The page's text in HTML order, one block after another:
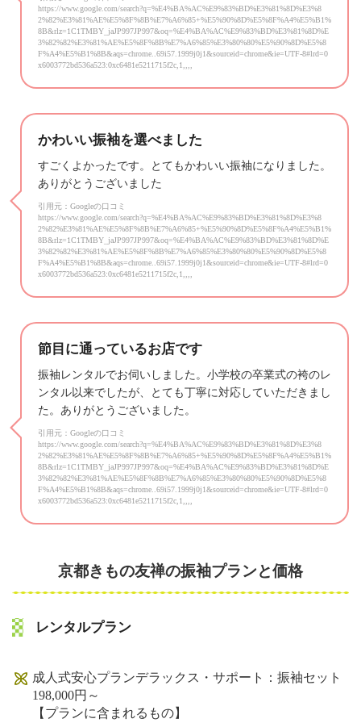
https://www.google.com/search?q=%E4%BA%AC%E9%83%BD%E3%81%8D%E3%8
2%82%E3%81%AE%E5%8F%8B%E7%A6%85+%E5%90%8D%E5%8F%A4%E5%B1%
8B&rlz=1C1TMBY_jaJP997JP997&oq=%E4%BA%AC%E9%83%BD%E3%81%8D%E
3%82%82%E3%81%AE%E5%8F%8B%E7%A6%85%E3%80%80%E5%90%8D%E5%8
F%A4%E5%B1%8B&aqs=chrome..69i57.1999j0j1&sourceid=chrome&ie=UTF-8#lrd=0
x6003772bd536a523:0xc6481e5211715f2c,1,,,,
かわいい振袖を選べました
すごくよかったです。とてもかわいい振袖になりました。
ありがとうございました
引用元：Googleの口コミ
https://www.google.com/search?q=%E4%BA%AC%E9%83%BD%E3%81%8D%E3%8
2%82%E3%81%AE%E5%8F%8B%E7%A6%85+%E5%90%8D%E5%8F%A4%E5%B1%
8B&rlz=1C1TMBY_jaJP997JP997&oq=%E4%BA%AC%E9%83%BD%E3%81%8D%E
3%82%82%E3%81%AE%E5%8F%8B%E7%A6%85%E3%80%80%E5%90%8D%E5%8
F%A4%E5%B1%8B&aqs=chrome..69i57.1999j0j1&sourceid=chrome&ie=UTF-8#lrd=0
x6003772bd536a523:0xc6481e5211715f2c,1,,,,
節目に通っているお店です
振袖レンタルでお伺いしました。小学校の卒業式の袴のレ
ンタル以来でしたが、とても丁寧に対応していただきまし
た。ありがとうございました。
引用元：Googleの口コミ
https://www.google.com/search?q=%E4%BA%AC%E9%83%BD%E3%81%8D%E3%8
2%82%E3%81%AE%E5%8F%8B%E7%A6%85+%E5%90%8D%E5%8F%A4%E5%B1%
8B&rlz=1C1TMBY_jaJP997JP997&oq=%E4%BA%AC%E9%83%BD%E3%81%8D%E
3%82%82%E3%81%AE%E5%8F%8B%E7%A6%85%E3%80%80%E5%90%8D%E5%8
F%A4%E5%B1%8B&aqs=chrome..69i57.1999j0j1&sourceid=chrome&ie=UTF-8#lrd=0
x6003772bd536a523:0xc6481e5211715f2c,1,,,,
京都きもの友禅の振袖プランと価格
レンタルプラン
成人式安心プランデラックス・サポート：振袖セット
198,000円～
【プランに含まれるもの】